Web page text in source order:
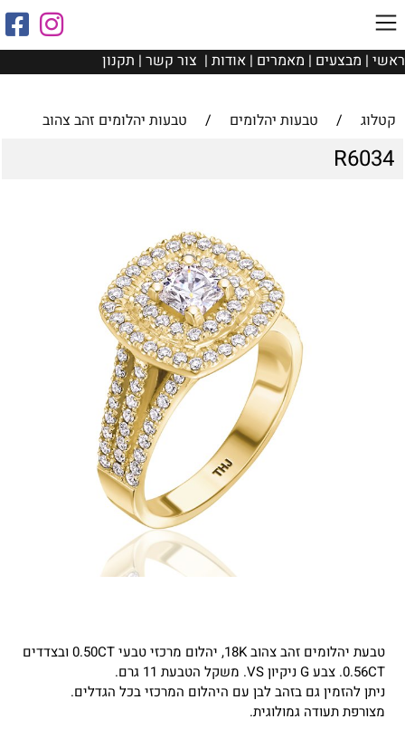
ראשי | מבצעים | מאמרים | אודות | צור קשר | תקנון
קטלוג / טבעות יהלומים / טבעות יהלומים זהב צהוב
R6034
טבעת יהלומים זהב צהוב 18K, יהלום מרכזי טבעי 0.50CT ובצדדים
0.56CT. צבע G ניקיון VS. משקל הטבעת 11 גרם.
ניתן להזמין גם בזהב לבן עם היהלום המרכזי בכל הגדלים.
מצורפת תעודה גמולוגית.